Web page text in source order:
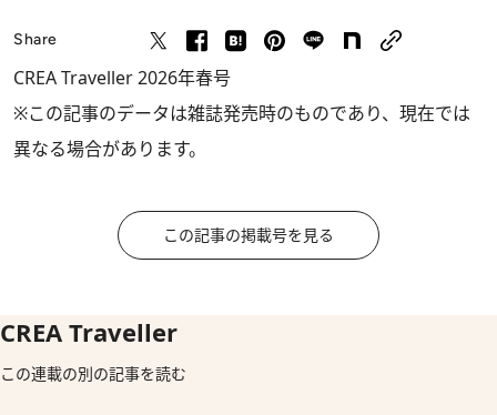
Share
CREA Traveller 2026年春号
※この記事のデータは雑誌発売時のものであり、現在では
異なる場合があります。
この記事の掲載号を見る
CREA Traveller
この連載の別の記事を読む